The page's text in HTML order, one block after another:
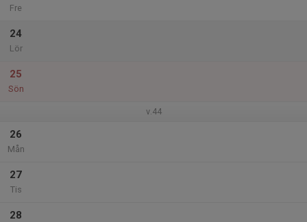
Fre
24
Lör
25
Sön
v.44
26
Mån
27
Tis
28